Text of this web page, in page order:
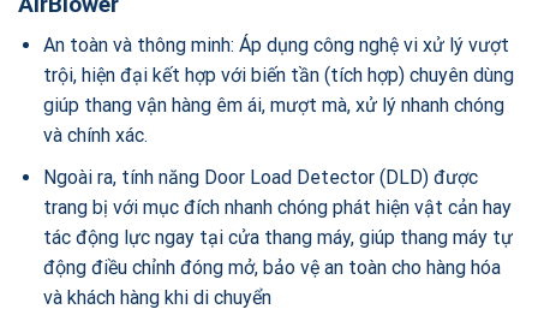
An toàn và thông minh: Áp dụng công nghệ vi xử lý vượt
trội, hiện đại kết hợp với biến tần (tích hợp) chuyên dùng
giúp thang vận hàng êm ái, mượt mà, xử lý nhanh chóng
và chính xác.
Ngoài ra, tính năng Door Load Detector (DLD) được
trang bị với mục đích nhanh chóng phát hiện vật cản hay
tác động lực ngay tại cửa thang máy, giúp thang máy tự
động điều chỉnh đóng mở, bảo vệ an toàn cho hàng hóa
và khách hàng khi di chuyển